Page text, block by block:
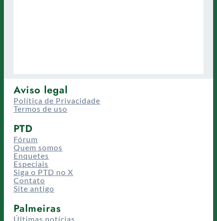
Aviso legal
Política de Privacidade
Termos de uso
PTD
Fórum
Quem somos
Enquetes
Especiais
Siga o PTD no X
Contato
Site antigo
Palmeiras
Últimas notícias